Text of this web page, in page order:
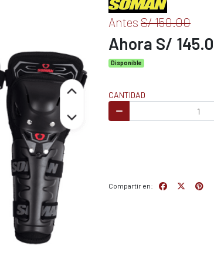
Antes S/ 150.00
Ahora S/
Disponible
CANTIDAD
Compartir en: